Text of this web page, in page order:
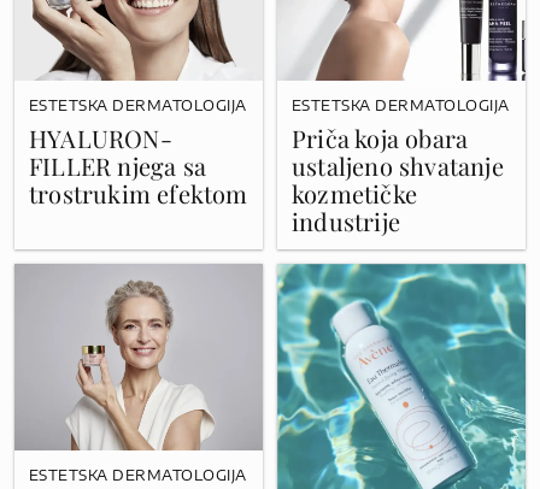
HYALURON-
FILLER njega sa
trostrukim efektom
ESTETSKA DERMATOLOGIJA
Priča koja obara
ustaljeno shvatanje
kozmetičke
industrije
ESTETSKA DERMATOLOGIJA
ESTETSKA DERMATOLOGIJA